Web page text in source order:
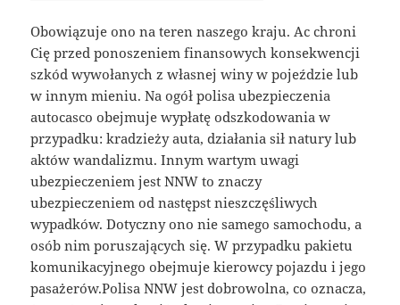
Obowiązuje ono na teren naszego kraju. Ac chroni
Cię przed ponoszeniem finansowych konsekwencji
szkód wywołanych z własnej winy w pojeździe lub
w innym mieniu. Na ogół polisa ubezpieczenia
autocasco obejmuje wypłatę odszkodowania w
przypadku: kradzieży auta, działania sił natury lub
aktów wandalizmu. Innym wartym uwagi
ubezpieczeniem jest NNW to znaczy
ubezpieczeniem od następst nieszczęśliwych
wypadków. Dotyczny ono nie samego samochodu, a
osób nim poruszających się. W przypadku pakietu
komunikacyjnego obejmuje kierowcy pojazdu i jego
pasażerów.Polisa NNW jest dobrowolna, co oznacza,